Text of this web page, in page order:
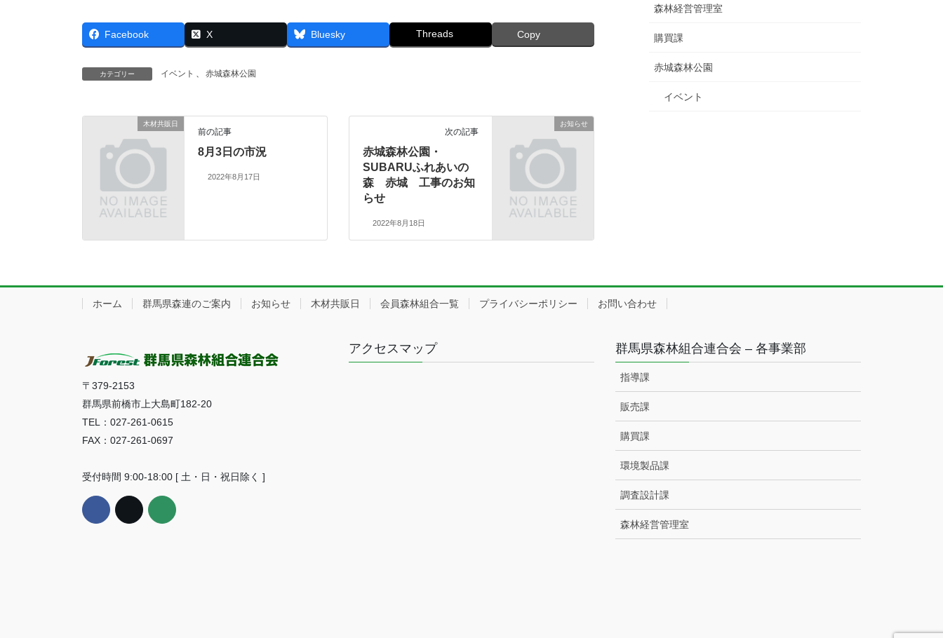
Facebook X Bluesky Threads Copy
カテゴリー イベント 、 赤城森林公園
木材共販日
前の記事
8月3日の市況
2022年8月17日
お知らせ
次の記事
赤城森林公園・
SUBARUふれあいの
森 赤城 工事のお知
らせ
2022年8月18日
森林経営管理室
購買課
赤城森林公園
イベント
ホーム 群馬県森連のご案内 お知らせ 木材共販日 会員森林組合一覧 プライバシーポリシー お問い合わせ
〒379-2153
群馬県前橋市上大島町182-20
TEL：027-261-0615
FAX：027-261-0697
受付時間 9:00-18:00 [ 土・日・祝日除く ]
アクセスマップ 群馬県森林組合連合会 – 各事業部
指導課
販売課
購買課
環境製品課
調査設計課
森林経営管理室